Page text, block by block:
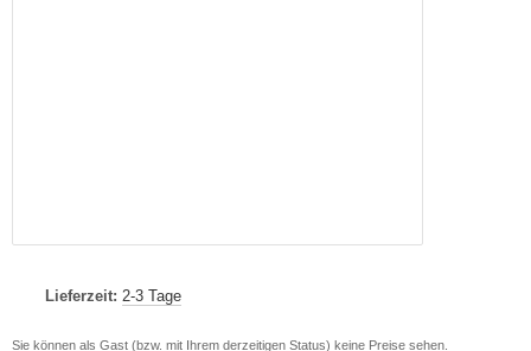
Lieferzeit: 2-3 Tage
Sie können als Gast (bzw. mit Ihrem derzeitigen Status) keine Preise sehen.